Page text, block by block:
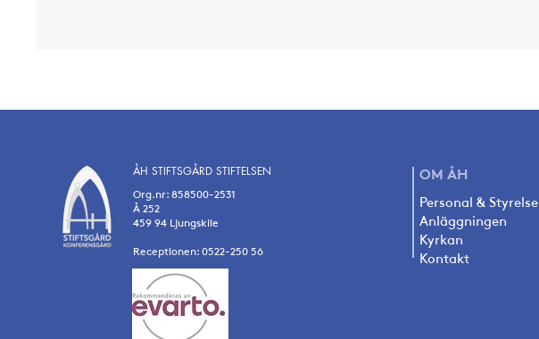
ÅH STIFTSGÅRD STIFTELSEN
Org.nr: 858500-2531
Å 252
459 94 Ljungskile
Receptionen: 0522-250 56
OM ÅH
Personal & Styrelse
Anläggningen
Kyrkan
Kontakt